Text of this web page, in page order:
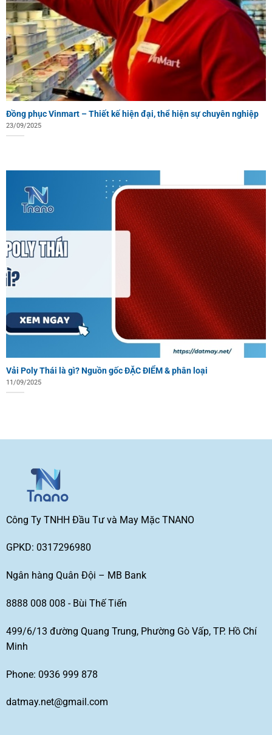
Đồng phục Vinmart – Thiết kế hiện đại, thể hiện sự chuyên nghiệp
23/09/2025
Vải Poly Thái là gì? Nguồn gốc ĐẶC ĐIỂM & phân loại
11/09/2025
Công Ty TNHH Đầu Tư và May Mặc TNANO
GPKD: 0317296980
Ngân hàng Quân Đội – MB Bank
8888 008 008 - Bùi Thế Tiến
499/6/13 đường Quang Trung, Phường Gò Vấp, TP. Hồ Chí
Minh
Phone: 0936 999 878
datmay.net@gmail.com